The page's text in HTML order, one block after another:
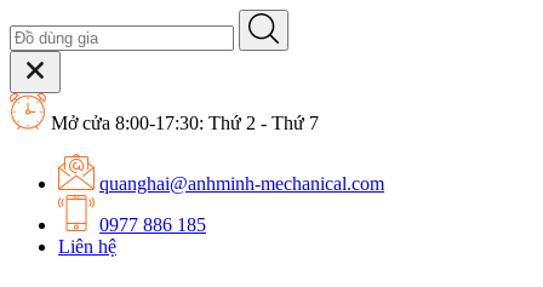
Mở cửa 8:00-17:30: Thứ 2 - Thứ 7
quanghai@anhminh-mechanical.com
0977 886 185
Liên hệ